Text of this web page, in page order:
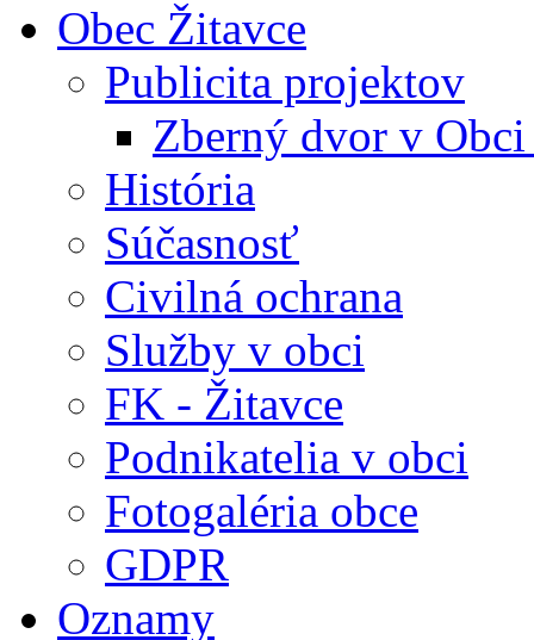
Obec Žitavce
Publicita projektov
Zberný dvor v
História
Súčasnosť
Civilná ochrana
Služby v obci
FK - Žitavce
Podnikatelia v obci
Fotogaléria obce
GDPR
Oznamy